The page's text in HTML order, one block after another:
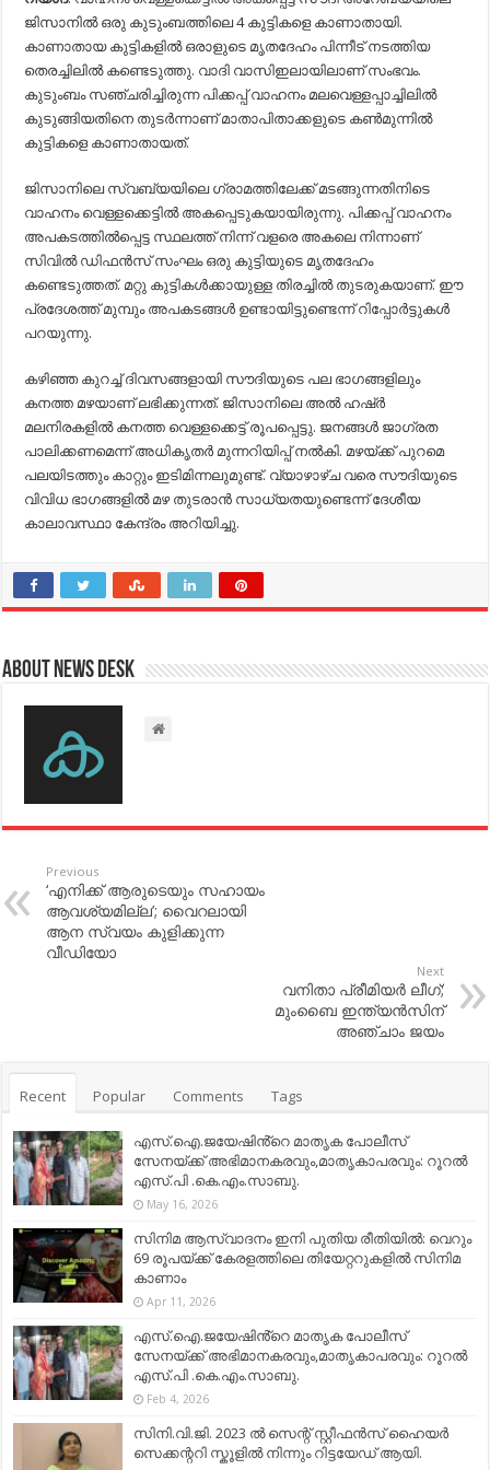
വെള്ളക്കെട്ടില്‍
അകപ്പെട്ടു;
4
കുട്ടികളെ
കാണാതായി
ജിസാനിൽ ഒരു കുടുംബത്തിലെ 4 കുട്ടികളെ കാണാതായി.
കാണാതായ കുട്ടികളിൽ ഒരാളുടെ മൃതദേഹം പിന്നീട് നടത്തിയ
തെരച്ചിലിൽ കണ്ടെടുത്തു. വാദി വാസിഇലായിലാണ് സംഭവം.
കുടുംബം സഞ്ചരിച്ചിരുന്ന പിക്കപ്പ് വാഹനം മലവെള്ളപ്പാച്ചിലില്‍
കുടുങ്ങിയതിനെ തുടർന്നാണ് മാതാപിതാക്കളുടെ കൺമുന്നിൽ
കുട്ടികളെ കാണാതായത്.
ജിസാനിലെ സ്വബ്‍യയിലെ ഗ്രാമത്തിലേക്ക് മടങ്ങുന്നതിനിടെ
വാഹനം വെള്ളക്കെട്ടിൽ അകപ്പെടുകയായിരുന്നു. പിക്കപ്പ് വാഹനം
അപകടത്തിൽപ്പെട്ട സ്ഥലത്ത് നിന്ന് വളരെ അകലെ നിന്നാണ്
സിവിൽ ഡിഫൻസ് സംഘം ഒരു കുട്ടിയുടെ മൃതദേഹം
കണ്ടെടുത്തത്. മറ്റു കുട്ടികൾക്കായുള്ള തിരച്ചിൽ തുടരുകയാണ്. ഈ
പ്രദേശത്ത് മുമ്പും അപകടങ്ങൾ ഉണ്ടായിട്ടുണ്ടെന്ന് റിപ്പോർട്ടുകൾ
പറയുന്നു.
കഴിഞ്ഞ കുറച്ച് ദിവസങ്ങളായി സൗദിയുടെ പല ഭാഗങ്ങളിലും
കനത്ത മഴയാണ് ലഭിക്കുന്നത്. ജിസാനിലെ അൽ ഹഷ്ർ
മലനിരകളിൽ കനത്ത വെള്ളക്കെട്ട് രൂപപ്പെട്ടു. ജനങ്ങൾ ജാഗ്രത
പാലിക്കണമെന്ന് അധികൃതർ മുന്നറിയിപ്പ് നൽകി. മഴയ്ക്ക് പുറമെ
പലയിടത്തും കാറ്റും ഇടിമിന്നലുമുണ്ട്. വ്യാഴാഴ്ച വരെ സൗദിയുടെ
വിവിധ ഭാഗങ്ങളിൽ മഴ തുടരാൻ സാധ്യതയുണ്ടെന്ന് ദേശീയ
കാലാവസ്ഥാ കേന്ദ്രം അറിയിച്ചു.
About News Desk
Previous
‘എനിക്ക് ആരുടെയും സഹായം
ആവശ്യമില്ല’; വൈറലായി
ആന സ്വയം കുളിക്കുന്ന
വീഡിയോ
Next
വനിതാ പ്രീമിയർ ലീഗ്;
മുംബൈ ഇന്ത്യൻസിന്
അഞ്ചാം ജയം
Recent Popular Comments Tags
എസ്.ഐ.ജയേഷിൻ്റെ മാതൃക പോലീസ്
സേനയ്ക്ക് അഭിമാനകരവും,മാതൃകാപരവും: റൂറൽ
എസ്.പി .കെ.എം.സാബു.
May 16, 2026
സിനിമ ആസ്വാദനം ഇനി പുതിയ രീതിയിൽ: വെറും
69 രൂപയ്ക്ക് കേരളത്തിലെ തിയേറ്ററുകളിൽ സിനിമ
കാണാം
Apr 11, 2026
എസ്.ഐ.ജയേഷിൻ്റെ മാതൃക പോലീസ്
സേനയ്ക്ക് അഭിമാനകരവും,മാതൃകാപരവും: റൂറൽ
എസ്.പി .കെ.എം.സാബു.
Feb 4, 2026
സിനി.വി.ജി. 2023 ൽ സെന്റ് സ്റ്റീഫൻസ് ഹൈയർ
സെക്കന്ററി സ്കൂളിൽ നിന്നും റിട്ടയേഡ് ആയി.